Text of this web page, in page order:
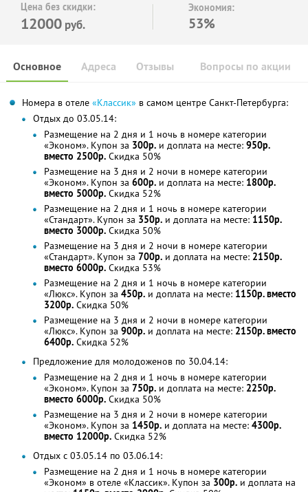
Цена без скидки:
12000 руб.
Экономия:
53%
Основное Отзывы Вопросы по акции
Адреса
Номера в отеле «Классик» в самом центре Санкт-Петербурга:
Отдых до 03.05.14:
Размещение на 2 дня и 1 ночь в номере категории
«Эконом». Купон за 300р. и доплата на месте: 950р.
вместо 2500р. Скидка 50%
Размещение на 3 дня и 2 ночи в номере категории
«Эконом». Купон за 600р. и доплата на месте: 1800р.
вместо 5000р. Скидка 52%
Размещение на 2 дня и 1 ночь в номере категории
«Стандарт». Купон за 350р. и доплата на месте: 1150р.
вместо 3000р. Скидка 50%
Размещение на 3 дня и 2 ночи в номере категории
«Стандарт». Купон за 700р. и доплата на месте: 2150р.
вместо 6000р. Скидка 53%
Размещение на 2 дня и 1 ночь в номере категории
«Люкс». Купон за 450р. и доплата на месте: 1150р. вместо
3200р. Скидка 50%
Размещение на 3 дня и 2 ночи в номере категории
«Люкс». Купон за 900р. и доплата на месте: 2150р. вместо
6400р. Скидка 52%
Предложение для молодоженов по 30.04.14:
Размещение на 2 дня и 1 ночь в номере категории
«Эконом». Купон за 750р. и доплата на месте: 2250р.
вместо 6000р. Скидка 50%
Размещение на 3 дня и 2 ночи в номере категории
«Эконом». Купон за 1450р. и доплата на месте: 4300р.
вместо 12000р. Скидка 52%
Отдых с 03.05.14 по 03.06.14:
Размещение на 2 дня и 1 ночь в номере категории
«Эконом» в отеле «Классик». Купон за 300р. и доплата на